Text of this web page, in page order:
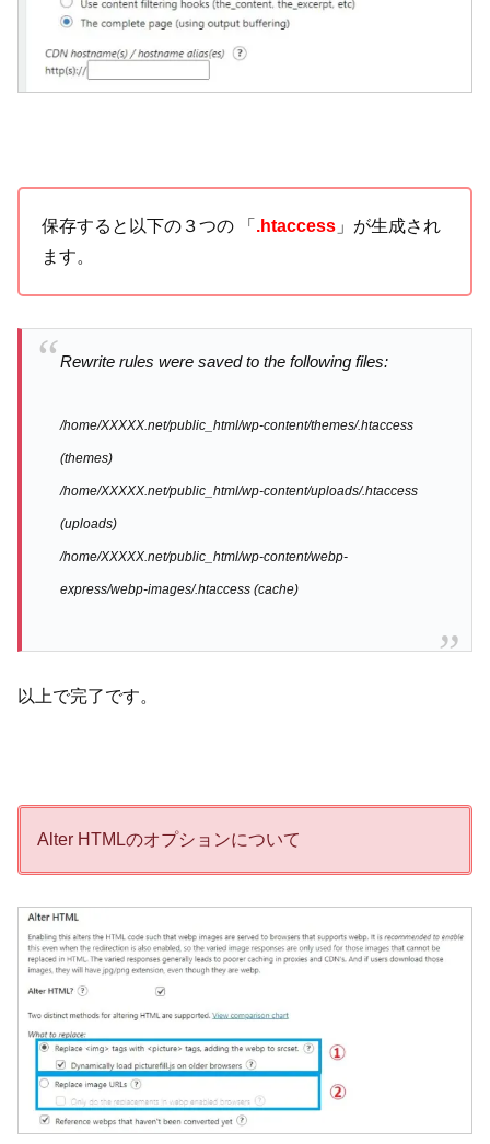
保存すると以下の３つの 「 .htaccess 」が生成され
ます。
Rewrite rules were saved to the following files:
/home/XXXXX.net/public_html/wp-content/themes/.htaccess
(themes)
/home/XXXXX.net/public_html/wp-content/uploads/.htaccess
(uploads)
/home/XXXXX.net/public_html/wp-content/webp-
express/webp-images/.htaccess (cache)
以上で完了です。
Alter HTMLのオプションについて